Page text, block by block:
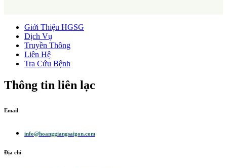
Giới Thiệu HGSG
Dịch Vụ
Truyền Thông
Liên Hệ
Tra Cứu Bệnh
Thông tin liên lạc
Email
info@hoanggiangsaigon.com
Địa chỉ